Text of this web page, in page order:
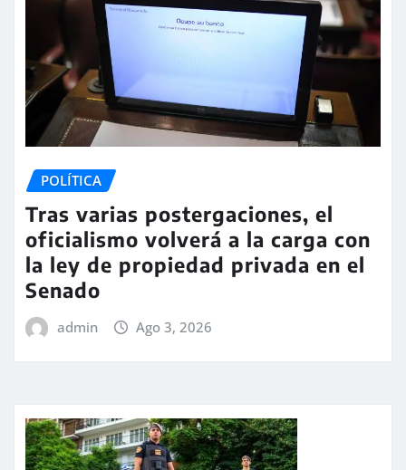
POLÍTICA
Tras varias postergaciones, el
oficialismo volverá a la carga con
la ley de propiedad privada en el
Senado
admin Ago 3, 2026